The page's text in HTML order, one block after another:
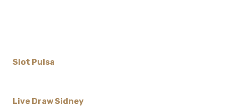
Slot Pulsa
Live Draw Sidney